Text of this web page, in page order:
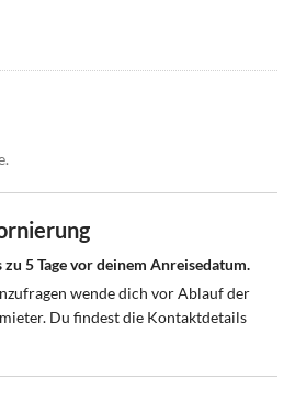
zu 5 Tage vor deinem Anreisedatum.
wende dich vor Ablauf der
Du findest die Kontaktdetails